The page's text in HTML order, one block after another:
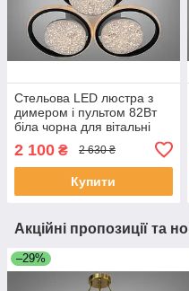
Стельова LED люстра з
димером і пультом 82Вт
біла чорна для вітальні
2 100 ₴ 2 630 ₴
Купити
Акційні пропозиції та
–29%